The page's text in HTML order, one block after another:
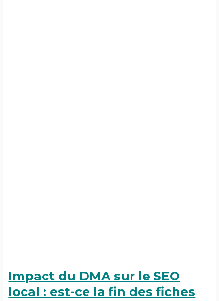
Impact du DMA sur le SEO
local : est-ce la fin des fiches